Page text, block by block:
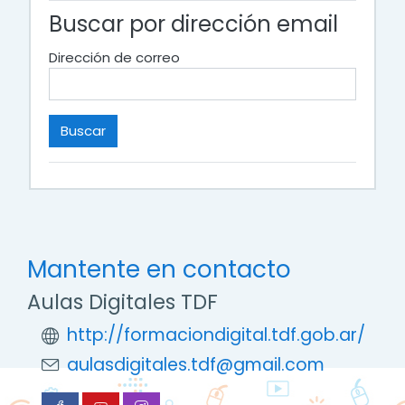
Buscar por dirección email
Dirección de correo
Mantente en contacto
Aulas Digitales TDF
http://formaciondigital.tdf.gob.ar/
aulasdigitales.tdf@gmail.com